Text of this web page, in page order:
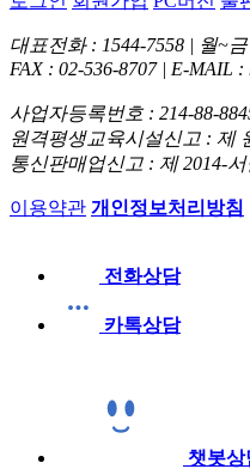
대표전화 : 1544-7558 | 월~
FAX : 02-536-8707 | E-MAIL :
사업자등록번호 : 214-88-
원격평생교육시설신고 : 제
통신판매업신고 : 제 2014-
이용약관 개인정보처리방침
전화상담
카톡상담
챗봇상